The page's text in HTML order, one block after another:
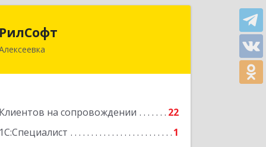
РилСофт
Клиентов на сопровождении
22
1С:Специалист
1
Подробнее